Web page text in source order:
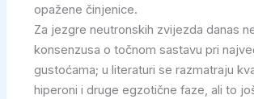
opažene činjenice.
Za jezgre neutronskih zvijezda danas
konsenzusa o točnom sastavu pri
gustoćama; u literaturi se razmatraju
hiperoni i druge egzotične faze, ali to